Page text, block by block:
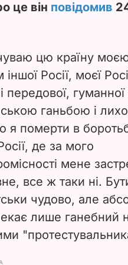
це він повідомив
цю країну
Росії, моєї
передової, гуманної
ганьбою і
я померти в
де за мого
мене
все ж таки ні.
чудово, але
лише ганебний